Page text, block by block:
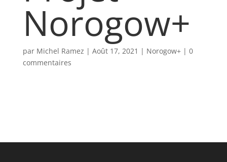
Norogow+
par Michel Ramez | Août 17, 2021 | Norogow+| 0
commentaires